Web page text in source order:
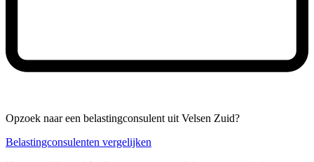
Opzoek naar een belastingconsulent uit Velsen Zuid?
Belastingconsulenten vergelijken